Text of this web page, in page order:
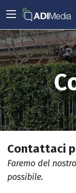
Contattaci
Faremo del
possibile.